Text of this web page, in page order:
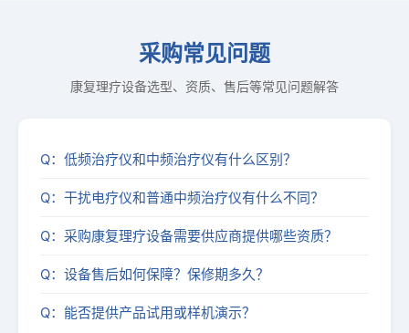
采购常见问题
康复理疗设备选型、资质、售后等常见问题解答
Q：低频治疗仪和中频治疗仪有什么区别？
Q：干扰电疗仪和普通中频治疗仪有什么不同？
Q：采购康复理疗设备需要供应商提供哪些资质？
Q：设备售后如何保障？保修期多久？
Q：能否提供产品试用或样机演示？